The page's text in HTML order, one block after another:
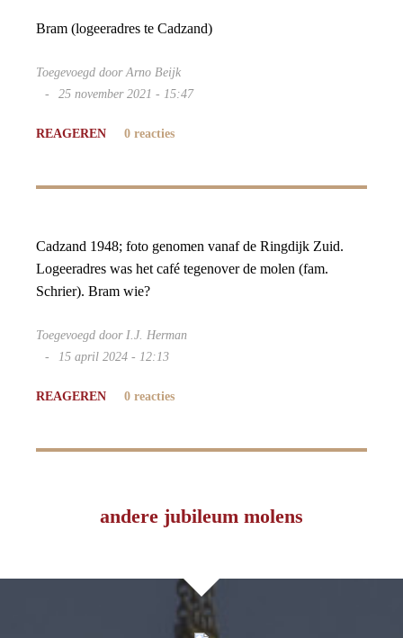
Bram (logeeradres te Cadzand)
Toegevoegd door Arno Beijk
25 november 2021 - 15:47
REAGEREN 0 reacties
Cadzand 1948; foto genomen vanaf de Ringdijk Zuid.
Logeeradres was het café tegenover de molen (fam.
Schrier). Bram wie?
Toegevoegd door I.J. Herman
15 april 2024 - 12:13
REAGEREN 0 reacties
andere jubileum molens